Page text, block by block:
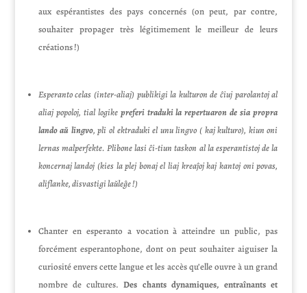
aux espérantistes des pays concernés (on peut, par contre,
souhaiter propager très légitimement le meilleur de leurs
créations !)
Esperanto celas (inter-aliaj) publikigi la kulturon de ĉiuj parolantoj al
aliaj popoloj, tial logike preferi traduki la repertuaron de sia propra
lando aŭ lingvo, pli ol ektraduki el unu lingvo ( kaj kulturo), kiun oni
lernas malperfekte. Plibone lasi ĉi-tiun taskon al la esperantistoj de la
koncernaj landoj (kies la plej bonaj el liaj kreaĵoj kaj kantoj oni povas,
aliflanke, disvastigi laŭleĝe !)
Chanter en esperanto a vocation à atteindre un public, pas
forcément esperantophone, dont on peut souhaiter aiguiser la
curiosité envers cette langue et les accès qu’elle ouvre à un grand
nombre de cultures.Des chants dynamiques, entraînants et